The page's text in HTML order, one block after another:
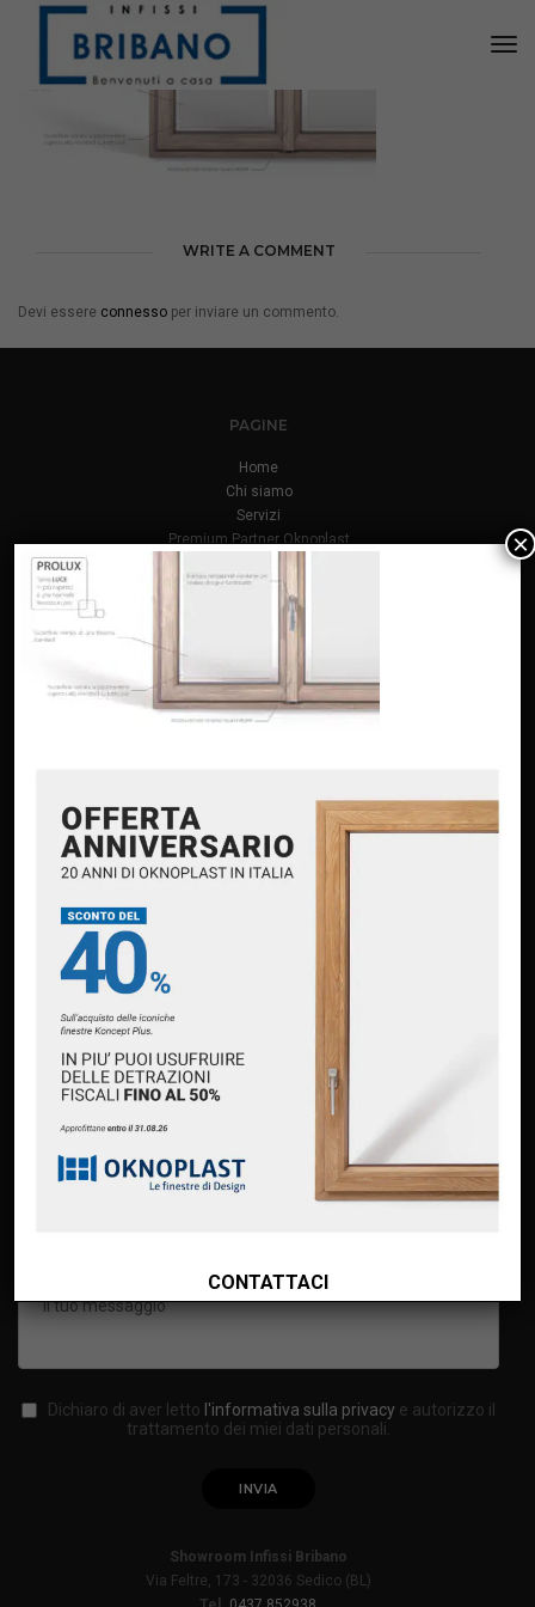
WRITE A COMMENT
Devi essere connesso per inviare un commento.
PAGINE
Home
Chi siamo
Servizi
Premium Partner Oknoplast
Finanziamento Oknoplast
Contatti
PRODOTTI
Infissi in PVC – Oknoplast
Portoncini in alluminio – Oknoplast
Portoncini a taglio termico – Pirnar
Scuri & Persiane – Punto Persiane
Persiane & Scuri in composito – Oknokomp
Dichiaro di aver letto l'informativa sulla privacy e autorizzo il
trattamento dei miei dati personali.
Showroom Infissi Bribano
Via Feltre, 173 - 32036 Sedico (BL)
CONTATTACI
×